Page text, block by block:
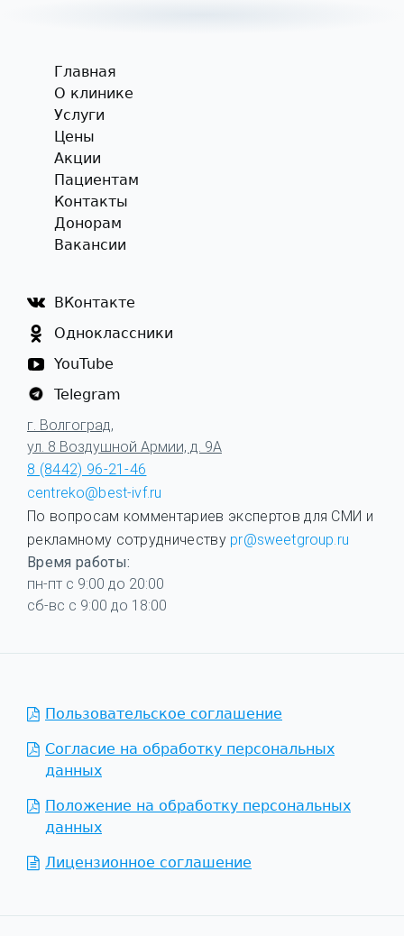
Главная
О клинике
Услуги
Цены
Акции
Пациентам
Контакты
Донорам
Вакансии
ВКонтакте
Одноклассники
YouTube
Telegram
г. Волгоград,
ул. 8 Воздушной Армии, д. 9А
8 (8442) 96-21-46
centreko@best-ivf.ru
По вопросам комментариев экспертов для СМИ и
рекламному сотрудничеству pr@sweetgroup.ru
Время работы:
пн-пт с 9:00 до 20:00
сб-вс с 9:00 до 18:00
Пользовательское соглашение
Согласие на обработку персональных
данных
Положение на обработку персональных
данных
Лицензионное соглашение